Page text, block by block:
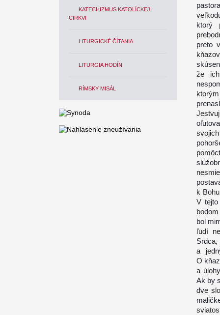
KATECHIZMUS KATOLÍCKEJ
CIRKVI
LITURGICKÉ ČÍTANIA
LITURGIA HODÍN
RÍMSKY MISÁL
ktorý
preto
že
k
V
bol
ľudí
a
O
a
Ak by
dve